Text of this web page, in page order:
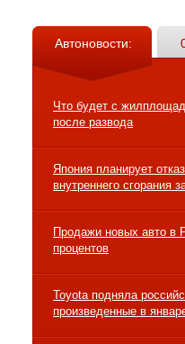
Автоновости:
Что будет с
после развода
Япония планирует
внутреннего сгорания
Продажи новых авто в
процентов
Toyota подняла
произведенные в